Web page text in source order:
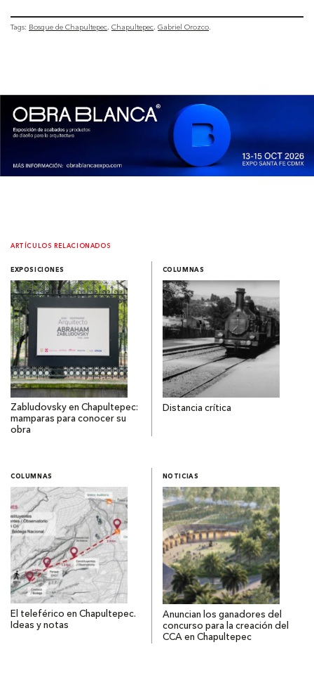
Tags: Bosque de Chapultepec Chapultepec Gabriel Orozco
ARTÍCULOS RELACIONADOS
EXPOSICIONES
Zabludovsky en Chapultepec:
mamparas para conocer su
obra
COLUMNAS
Distancia crítica
COLUMNAS
El teleférico en Chapultepec.
Ideas y notas
NOTICIAS
Anuncian los ganadores del
concurso para la creación del
CCA en Chapultepec